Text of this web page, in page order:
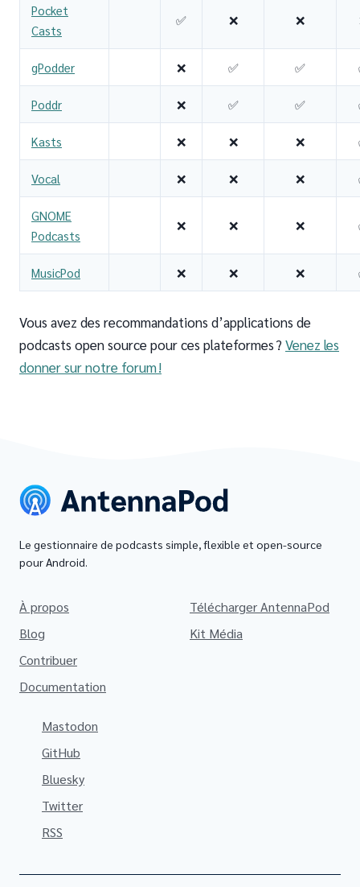
Pocket
Casts
✅ ❌ ❌
gPodder ❌ ✅ ✅
Poddr ❌ ✅ ✅
Kasts ❌ ❌ ❌
Vocal ❌ ❌ ❌
GNOME
Podcasts
❌ ❌ ❌
MusicPod ❌ ❌ ❌
Vous avez des recommandations d’applications de
podcasts open source pour ces plateformes ? Venez les
donner sur notre forum !
Le gestionnaire de podcasts simple, flexible et open-source
pour Android.
À propos
Blog
Contribuer
Documentation
Télécharger AntennaPod
Kit Média
Mastodon
GitHub
Bluesky
Twitter
RSS